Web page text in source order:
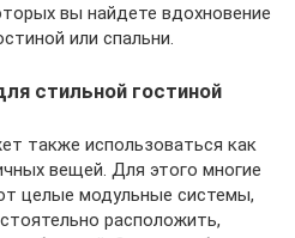
вы найдете вдохновение
или спальни.
стильной гостиной
также использоваться как
вещей. Для этого многие
целые модульные системы,
расположить,